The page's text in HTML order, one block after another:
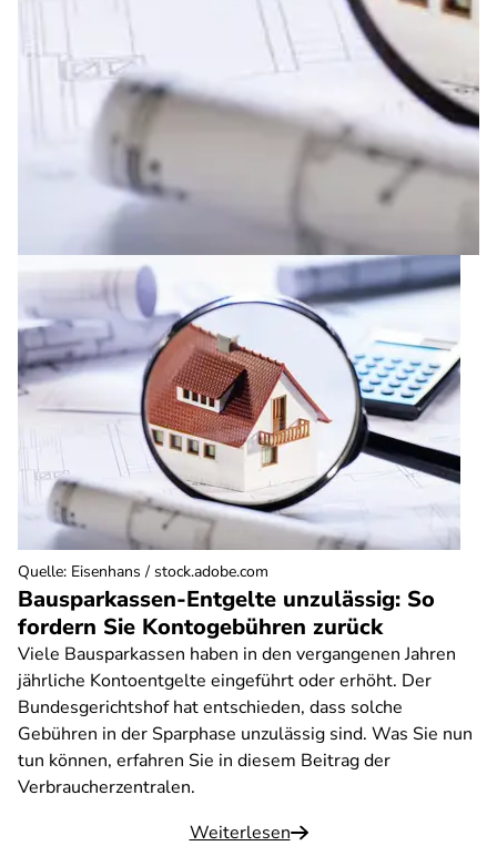
Bausparkassen-Entgelte unzulässig: So
fordern Sie Kontogebühren zurück
Viele Bausparkassen haben in den vergangenen Jahren
jährliche Kontoentgelte eingeführt oder erhöht. Der
Bundesgerichtshof hat entschieden, dass solche
Gebühren in der Sparphase unzulässig sind. Was Sie nun
tun können, erfahren Sie in diesem Beitrag der
Verbraucherzentralen.
Weiterlesen
Quelle: Eisenhans / stock.adobe.com